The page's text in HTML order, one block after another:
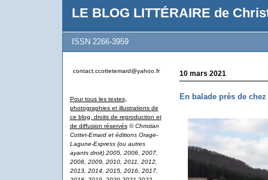
LE BLOG LITTÉRAIRE de
ISSN 2266-3959
contact.ccottetemard@yahoo.fr
Pour tous les textes,
photographies et illustrations de
ce blog, droits de reproduction et
de diffusion réservés © Christian
Cottet-Emard et éditions Orage-
Lagune-Express (ou autres
ayants droit) 2005, 2006, 2007,
2008, 2009, 2010, 2011, 2012,
2013, 2014, 2015, 2016, 2017,
10 mars 2021
En balade près de